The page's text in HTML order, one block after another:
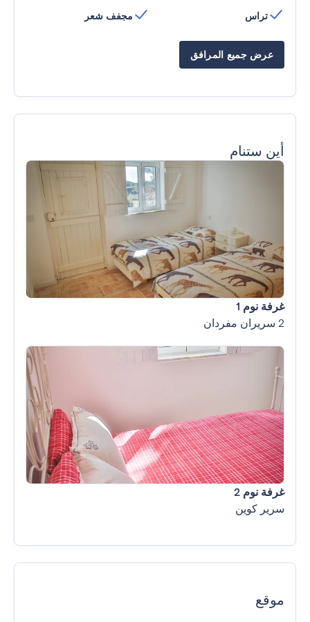
تراس
مجفف شعر
عرض جميع المرافق
أين ستنام
غرفة نوم 1
2 سريران مفردان
غرفة نوم 2
سرير كوين
موقع